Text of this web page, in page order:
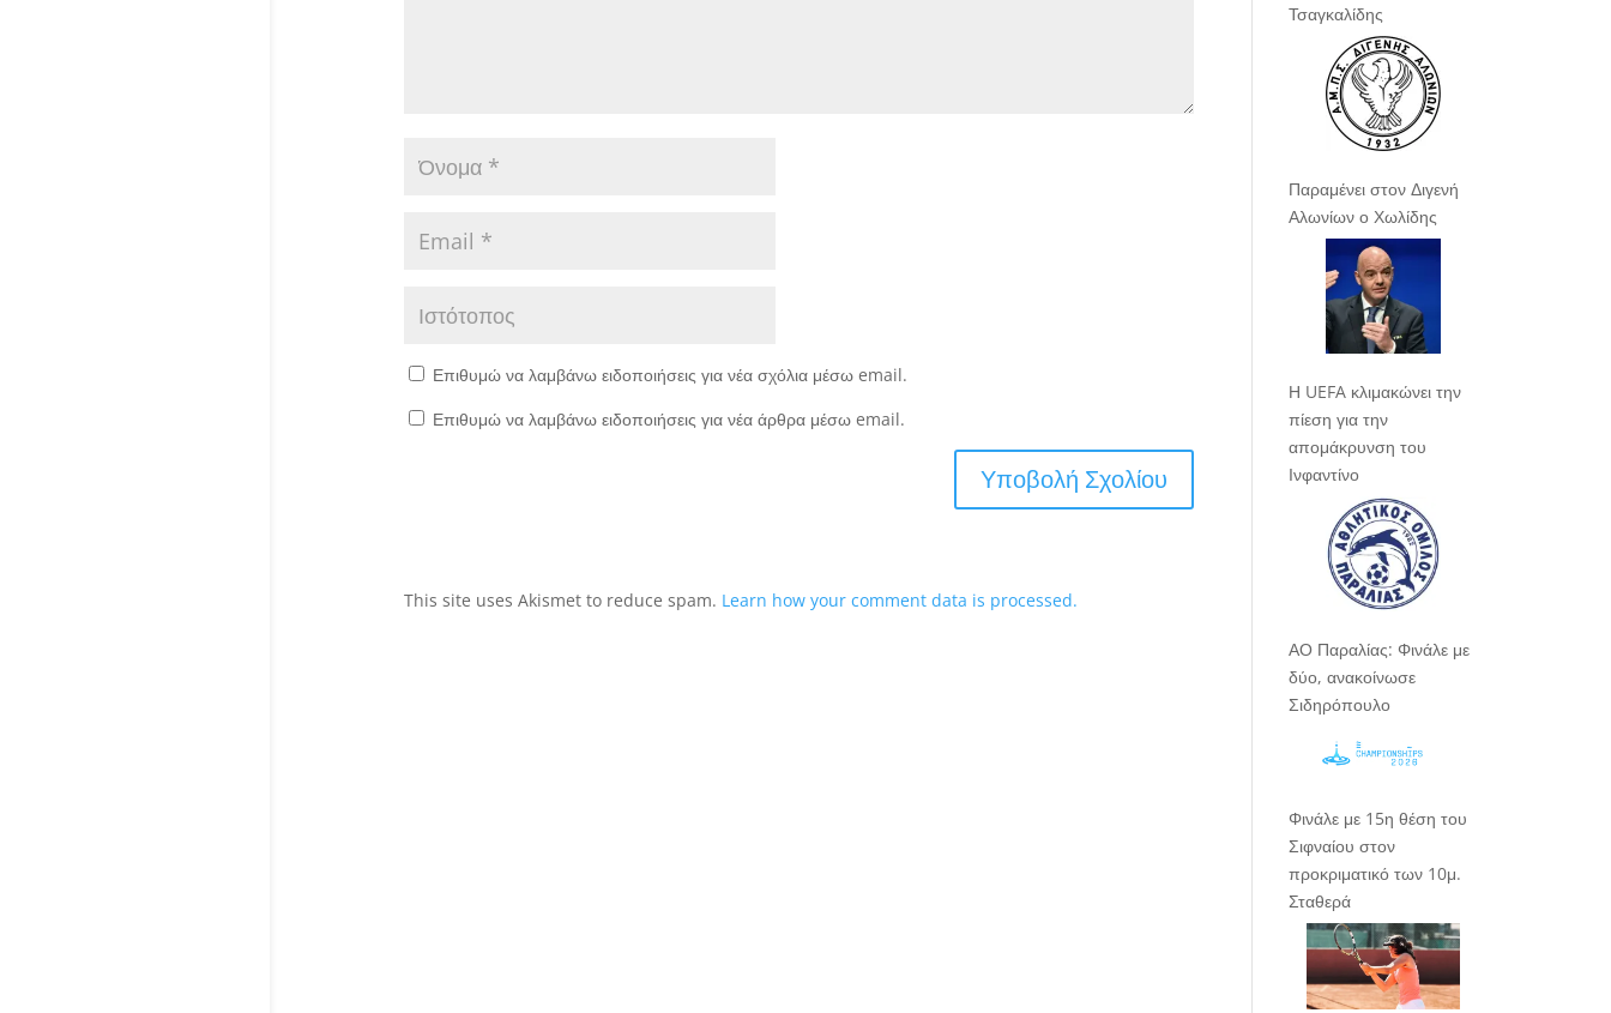
Επιθυμώ να λαμβάνω ειδοποιήσεις για νέα σχόλια μέσω email.
Επιθυμώ να λαμβάνω ειδοποιήσεις για νέα άρθρα μέσω email.
This site uses Akismet to reduce spam. Learn how your comment data is processed.
Τσαγκαλίδης
Παραμένει στον Διγενή
Αλωνίων ο Χωλίδης
Η UEFA κλιμακώνει την
πίεση για την
απομάκρυνση του
Ινφαντίνο
ΑΟ Παραλίας: Φινάλε με
δύο, ανακοίνωσε
Σιδηρόπουλο
Φινάλε με 15η θέση του
Σιφναίου στον
προκριματικό των 10μ.
Σταθερά